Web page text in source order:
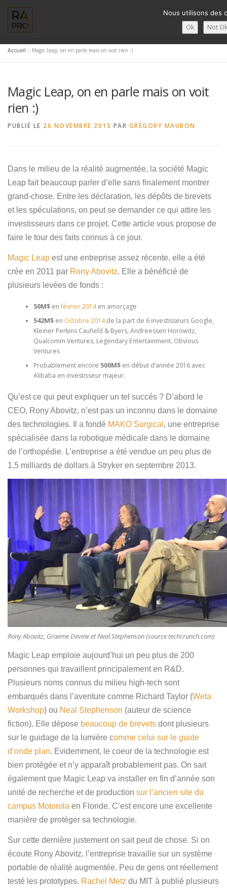
contenu
FRANÇAIS
English
Deutsch
日本語
Español
Accueil »Magic Leap, on en parle mais on voit rien :)
Magic Leap, on en parle mais on voit
rien :)
PUBLIÉ LE 26 NOVEMBRE 2015 PAR GRÉGORY MAUBON
Dans le milieu de la réalité augmentée, la société Magic
Leap fait beaucoup parler d’elle sans finalement montrer
grand-chose. Entre les déclaration, les dépôts de brevets
et les spéculations, on peut se demander ce qui attire les
investisseurs dans ce projet. Cette article vous propose de
faire le tour des faits connus à ce jour.
Magic Leap est une entreprise assez récente, elle a été
crée en 2011 par Rony Abovitz. Elle a bénéficié de
plusieurs levées de fonds :
50M$enfévrier 2014en amorçage
542M$en Octobre 2014de la part de 6 investisseurs Google,
Kleiner Perkins Caufield & Byers, Andreessen Horowitz,
Qualcomm Ventures, Legendary Entertainment, Obvious
Ventures
Probablement encore 500M$en début d’année 2016 avec
Alibaba en investisseur majeur.
Qu’est ce qui peut expliquer un tel succés ? D’abord le
CEO, Rony Abovitz, n’est pas un inconnu dans le domaine
des technologies. Il a fondé MAKO Surgical , une entreprise
spécialisée dans la robotique médicale dans le domaine
de l’orthopédie. L’entreprise a été vendue un peu plus de
1,5 milliards de dollars à Stryker en septembre 2013.
Rony Abovitz, Graeme Devine et Neal Stephenson (source techcrunch.com)
Magic Leap emploie aujourd’hui un peu plus de 200
personnes qui travaillent principalement en R&D.
Plusieurs noms connus du milieu high-tech sont
embarqués dans l’aventure comme Richard Taylor (Weta
Workshop) ou Neal Stephenson (auteur de science
fiction). Elle dépose beaucoup de brevets dont plusieurs
sur le guidage de la lumière comme celui sur le guide
d’onde plan. Evidemment, le coeur de la technologie est
bien protégée et n’y apparaît probablement pas. On sait
également que Magic Leap va installer en fin d’année son
unité de recherche et de production sur l’ancien site du
campus Motorola en Floride. C’est encore une excellente
manière de protéger sa technologie.
Sur cette dernière justement on sait peut de chose. Si on
écoute Rony Abovitz, l’entreprise travaille sur un système
portable de réalité augmentée. Peu de gens ont réellement
testé les prototypes. Rachel Metz du MIT à publié plusieurs
Nous utilisons des
Ok Not Ok